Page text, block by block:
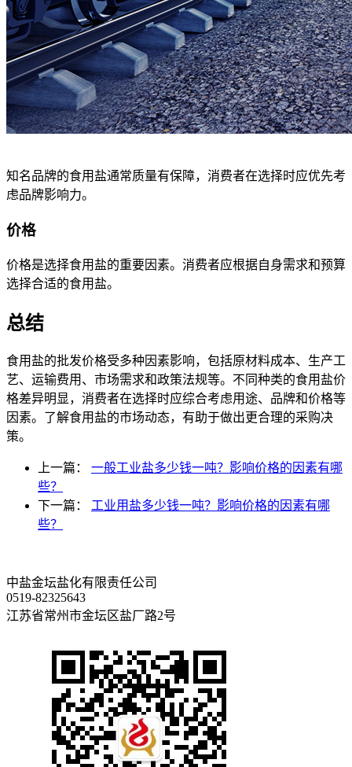
知名品牌的食用盐通常质量有保障，消费者在选择时应优先考
虑品牌影响力。
价格
价格是选择食用盐的重要因素。消费者应根据自身需求和预算
选择合适的食用盐。
总结
食用盐的批发价格受多种因素影响，包括原材料成本、生产工
艺、运输费用、市场需求和政策法规等。不同种类的食用盐价
格差异明显，消费者在选择时应综合考虑用途、品牌和价格等
因素。了解食用盐的市场动态，有助于做出更合理的采购决
策。
上一篇： 一般工业盐多少钱一吨？影响价格的因素有哪
些？
下一篇： 工业用盐多少钱一吨？影响价格的因素有哪
些？
中盐金坛盐化有限责任公司
0519-82325643
江苏省常州市金坛区盐厂路2号